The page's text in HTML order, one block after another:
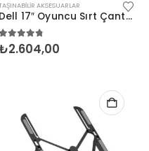
AKSESUARLAR
Dell 17″ Oyuncu Sırt Çantası (460-BCYY)
4.675 üzerinden
2.604,00